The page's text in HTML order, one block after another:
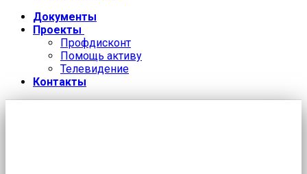
Документы
Проекты
Профдисконт
Помощь активу
Телевидение
Контакты